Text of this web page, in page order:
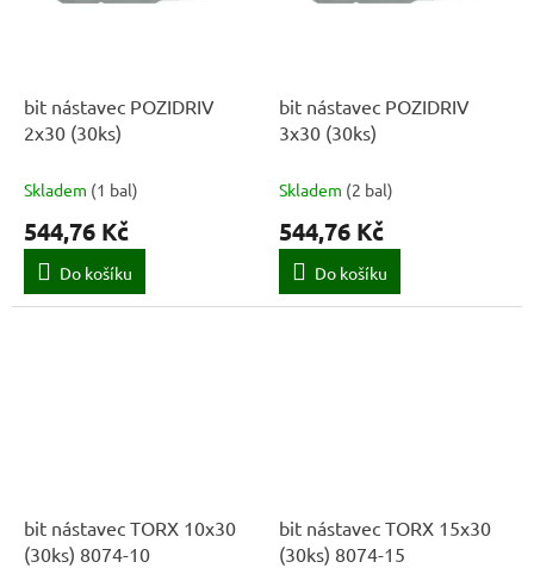
bit nástavec POZIDRIV
2x30 (30ks)
Skladem (1 bal)
544,76 Kč
Do košíku
bit nástavec POZIDRIV
3x30 (30ks)
Skladem (2 bal)
544,76 Kč
Do košíku
bit nástavec TORX 10x30
(30ks) 8074-10
bit nástavec TORX 15x30
(30ks) 8074-15